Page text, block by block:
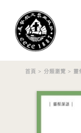
首頁 > 分類瀏覽 > 靈